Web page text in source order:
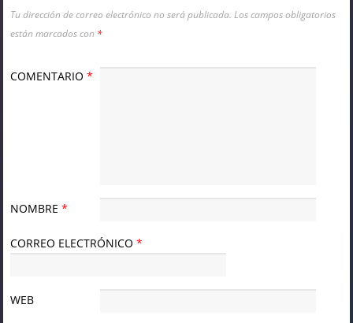
Tu dirección de correo electrónico no será publicada. Los campos obligatorios
están marcados con *
COMENTARIO*
NOMBRE*
CORREO ELECTRÓNICO*
WEB